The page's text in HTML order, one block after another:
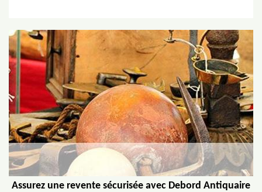
Assurez une revente sécurisée avec Debord Antiquaire